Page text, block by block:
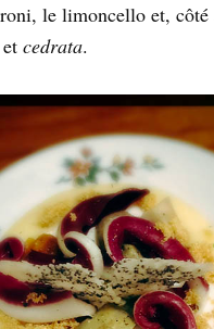
le limoncello et,
et cedrata.